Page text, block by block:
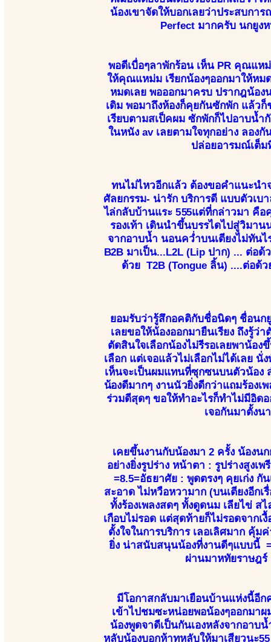
น้องเขาจัดให้บอกเลยว่าประสบก
Perfect มากครับ นกยูง
พอดีเบื่อๆลาพักร้อน เห็น PR คุณแห
ให้คุณแหม่ม เรียกน้องๆออกมาให้หม
หมดเลย พอออกมาครบ ปรากฎน้อง
เดิม พอมาถึงห้องก็คุยกันซักพัก แล้ว
เรียบตามสเป็คผม ซักพักก็ไปอาบน้ำ
ในหนัง av เลยตามใจทุกอย่าง ลอ
ปล่อยอารมณ์เต็ม
ทนไม่ไหวอีกแล้ว ต้องขอคำแนะน
ศัลยกรรม- น่ารัก บริการดี แบบตัวเบ
ไล่กลับบ้านแระ 555แต่ที่กล่าวมา คื
รองเท้า เดินนำขึ้นบรรไดไปสู่วิมา
จากอาบน้ำ นอนคว่ำบนเตียงไม่ทันไ
B2B มาเป็น...L2L (Lip ปาก) ... ต่อ
ด้วย T2B (Tongue ลิ้น) ....ต่อด้
ยอมรับว่ารู้สึกอคติกับชื่อนิดๆ ชื่อนก
เลยขอให้น้องออกมายืนเรียง ถึงรู้ว่
ตัดสินใจเลือกน้องไม่รีรอเลยพาน้อ
เลือก แต่เจอแล้วไม่เลือกไม่ได้เลย
เห็นจะเป็นผมแทนที่ซุกซนบนตัวน้อง
น้องดีมากๆ งานนัวยิ่งดีกว่าแถมร้อง
ร่วมดีสุดๆ ขอให้ทำอะไรก็ทำไม่มีอิ
เจอกันมาตั้งน
เคยขึ้นงานกับน้องมา 2 ครั้ง น้องน
อย่างยิ่งรูปร่าง หน้าตา : รูปร่างสูง
=8.5=อัธยาศัย : พูดตรงๆ คุยเก่ง
สะอาด ไม่หวือหวามาก (บนเตียงอีก
ทั้งร้องเพลงสดๆ ทั้งดูดนม เลียไข่ ส
เกือบไม่รอด แต่สุดท้ายก็ไม่รอดจาก
ตั้งใจในการบริการ เลอเลิศมาก คุ้
ยิ่ง น่าสนับสนุนน้องที่งานดีๆแบบนี้
ผ่านมาหทัยราษฎร์
มีโอกาสกลับมาเยือนบ้านแห่งนี้อีก
เข้าไปชมซะหน่อยพอน้องๆออกมา
น้องพูดจาดีเป็นกันเองหลังจากอาบ
หลับน้องบอกห้าทหลับให้มาเสียวนะ